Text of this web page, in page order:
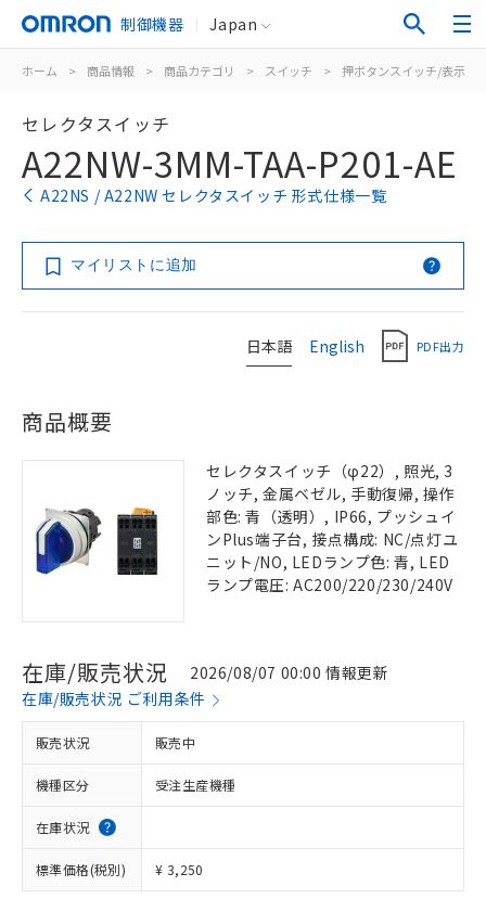
制御機器 Japan
ホーム > 商品情報 > 商品カテゴリ > スイッチ > 押ボタンスイッチ/表示灯
セレクタスイッチ
A22NW-3MM-TAA-P201-AE
A22NS / A22NW セレクタスイッチ 形式仕様一覧
マイリストに追加
日本語 English PDF出力
商品概要
セレクタスイッチ（φ22）, 照光, 3
ノッチ, 金属ベゼル, 手動復帰, 操作
部色: 青（透明）, IP66, プッシュイ
ンPlus端子台, 接点構成: NC/点灯ユ
ニット/NO, LEDランプ色: 青, LED
ランプ電圧: AC200/220/230/240V
在庫/販売状況
2026/08/07 00:00 情報更新
在庫/販売状況 ご利用条件
販売状況 販売中
機種区分 受注生産機種
在庫状況
標準価格(税別) ¥ 3,250